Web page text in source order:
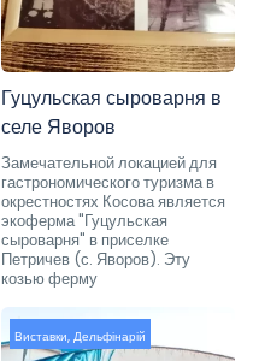
Гуцульская сыроварня в
селе Яворов
Замечательной локацией для
гастрономического туризма в
окрестностях Косова является
экоферма "Гуцульская
сыроварня" в приселке
Петричев (с. Яворов). Эту
козью ферму
Виставки, Дельфінарій